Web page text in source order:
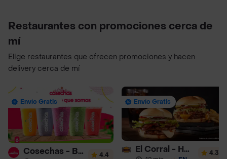
Restaurantes con promociones cerca de
mí
Elige restaurantes que ofrecen promociones y hacen
delivery cerca de mí
Envío Gratis
Cosechas - Batidos 4.4
Envío Gratis
El Corral - Hamburguesa 4.3